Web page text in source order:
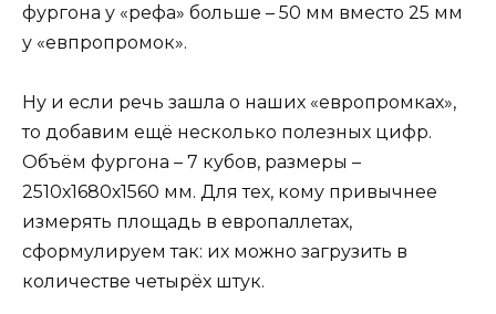
фургона у «рефа» больше – 50 мм вместо 25 мм
у «евпропромок».
Ну и если речь зашла о наших «европромках»,
то добавим ещё несколько полезных цифр.
Объём фургона – 7 кубов, размеры –
2510х1680х1560 мм. Для тех, кому привычнее
измерять площадь в европаллетах,
сформулируем так: их можно загрузить в
количестве четырёх штук.